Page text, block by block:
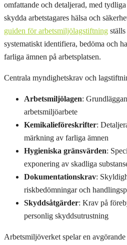
omfattande och detaljerad, med
skydda arbetstagares hälsa och
guiden för arbetsmiljölagstiftning
systematiskt identifiera, bedöma och
farliga ämnen på arbetsplatsen.
Centrala myndighetskrav och
Arbetsmiljölagen:
arbetsmiljöarbete
Kemikalieföreskrifter:
märkning av farliga ämnen
Hygieniska gränsvärden:
exponering av skadliga
Dokumentationskrav:
riskbedömningar och
Skyddsåtgärder: Krav på
personlig skyddsutrustning
Arbetsmiljöverket spelar en